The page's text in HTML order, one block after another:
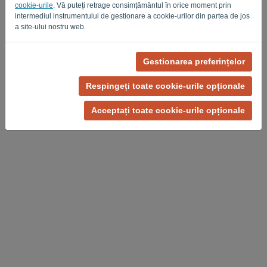
cookie-urile . Vă puteți retrage consimțământul în orice moment prin
intermediul instrumentului de gestionare a cookie-urilor din partea de jos
a site-ului nostru web.
Gestionarea preferințelor
Respingeți toate cookie-urile opționale
Acceptați toate cookie-urile opționale
Privacy Policy-Terms of Service.